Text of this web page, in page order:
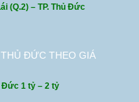
(Q.2) – TP. Thủ Đức
THỦ ĐỨC THEO GIÁ
Đức 1 tỷ – 2 tỷ